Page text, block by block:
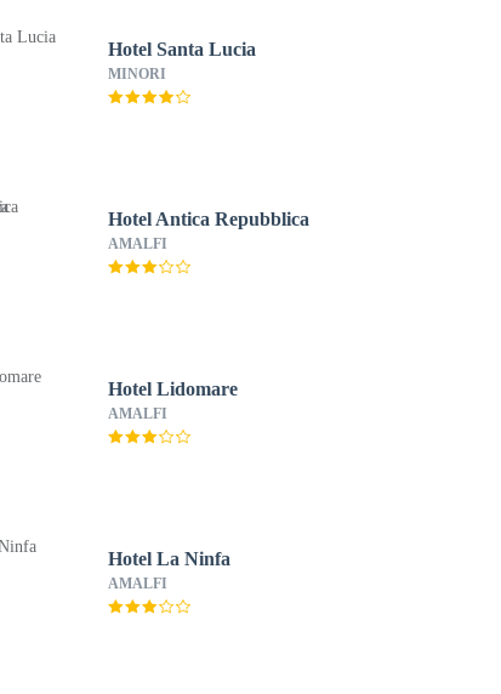
Hotel Santa Lucia
MINORI
Hotel Antica Repubblica
AMALFI
Hotel Lidomare
AMALFI
Hotel La Ninfa
AMALFI